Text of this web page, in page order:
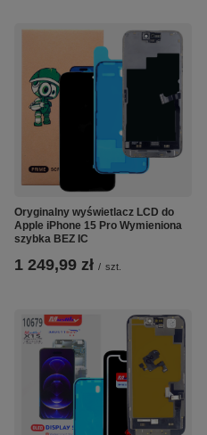
Oryginalny wyświetlacz LCD do
Apple iPhone 15 Pro Wymieniona
szybka BEZ IC
1 249,99 zł / szt.